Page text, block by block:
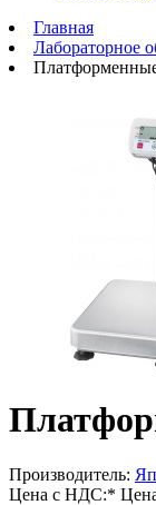
Главная
Лабораторное
Производитель:
Цена с НДС:*